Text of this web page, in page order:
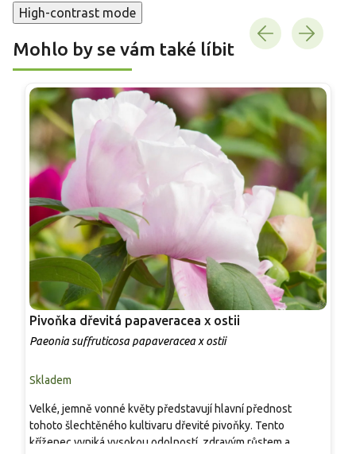
High-contrast mode
Mohlo by se vám také líbit
Pivoňka dřevitá papaveracea x ostii
Paeonia suffruticosa papaveracea x ostii
Skladem
Velké, jemně vonné květy představují hlavní přednost
tohoto šlechtěného kultivaru dřevité pivoňky. Tento
kříženec vyniká vysokou odolností, zdravým růstem a